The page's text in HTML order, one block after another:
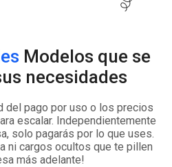
Modelos que se
necesidades
del pago por uso o los precios
escalar. Independientemente
solo pagarás por lo que uses.
ni cargos ocultos que te pillen
más adelante!